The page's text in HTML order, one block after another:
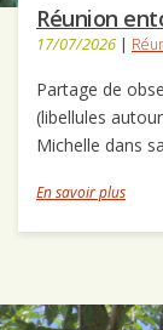
Réunion
17/07/2026 |
Partage de
(libellules
Michelle dans
En savoir plus